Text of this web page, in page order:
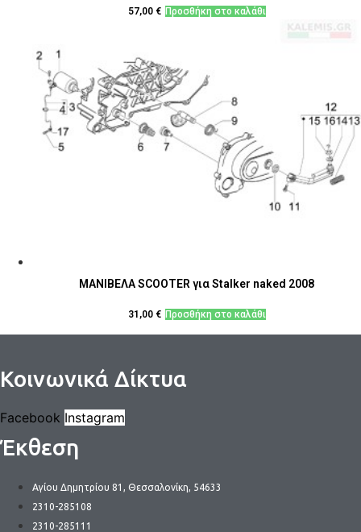
57,00 € Προσθήκη στο καλάθι
ΜΑΝΙΒΕΛΑ SCOOTER για Stalker naked 2008
31,00 € Προσθήκη στο καλάθι
Κοινωνικά Δίκτυα
Facebook Instagram
Έκθεση
Αγίου Δημητρίου 81, Θεσσαλονίκη, 54633
2310-285108
2310-285111